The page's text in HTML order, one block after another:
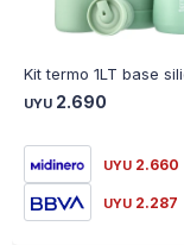
UYU 2.690
UYU 2.660
UYU 2.287